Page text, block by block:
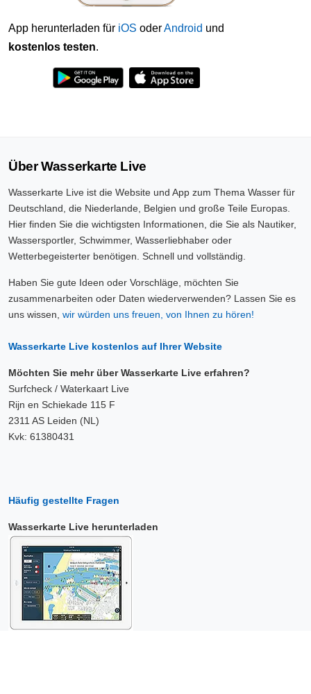
App herunterladen für iOS oderAndroid und
kostenlos testen.
Über Wasserkarte Live
Wasserkarte Live ist die Website und App zum Thema Wasser für
Deutschland, die Niederlande, Belgien und große Teile Europas.
Hier finden Sie die wichtigsten Informationen, die Sie als Nautiker,
Wassersportler, Schwimmer, Wasserliebhaber oder
Wetterbegeisterter benötigen. Schnell und vollständig.
Haben Sie gute Ideen oder Vorschläge, möchten Sie
zusammenarbeiten oder Daten wiederverwenden? Lassen Sie es
uns wissen, wir würden uns freuen, von Ihnen zu hören!
Wasserkarte Live kostenlos auf Ihrer Website
Möchten Sie mehr über Wasserkarte Live erfahren?
Surfcheck / Waterkaart Live
Rijn en Schiekade 115 F
2311 AS Leiden (NL)
Kvk: 61380431
Häufig gestellte Fragen
Wasserkarte Live herunterladen